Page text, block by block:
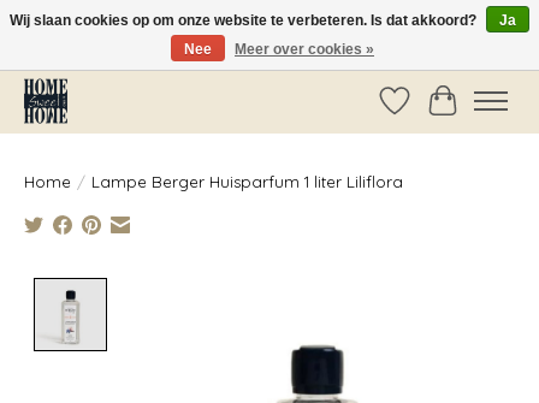
Vóór 14:00 besteld, dezelfde dag verzonden!
Verlanglijst
Home / Lampe Berger Huisparfum 1 liter Liliflora
Wij slaan cookies op om onze website te verbeteren. Is dat akkoord?
Ja
Nee
Meer over cookies »